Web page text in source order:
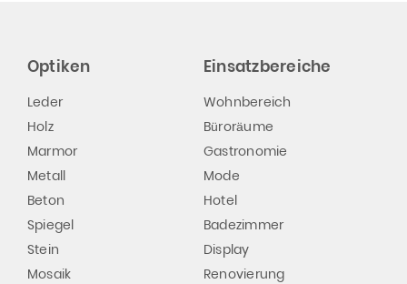
Optiken
Leder
Holz
Marmor
Metall
Beton
Spiegel
Stein
Mosaik
Einsatzbereiche
Wohnbereich
Büroräume
Gastronomie
Mode
Hotel
Badezimmer
Display
Renovierung